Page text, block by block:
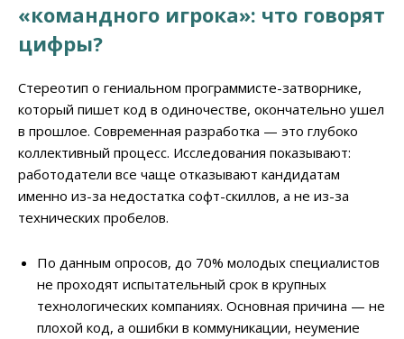
«командного игрока»: что говорят
цифры?
Стереотип о гениальном программисте-затворнике,
который пишет код в одиночестве, окончательно ушел
в прошлое. Современная разработка — это глубоко
коллективный процесс. Исследования показывают:
работодатели все чаще отказывают кандидатам
именно из-за недостатка софт-скиллов, а не из-за
технических пробелов.
По данным опросов, до 70% молодых специалистов
не проходят испытательный срок в крупных
технологических компаниях. Основная причина — не
плохой код, а ошибки в коммуникации, неумение